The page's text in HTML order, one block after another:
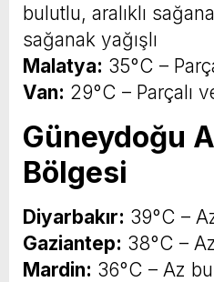
bulutlu, aralıklı
sağanak yağışlı
Malatya: 35°C –
Van: 29°C – Parçalı
Güneydoğu
Bölgesi
Diyarbakır: 39°C –
Gaziantep: 38°C –
Mardin: 36°C – Az